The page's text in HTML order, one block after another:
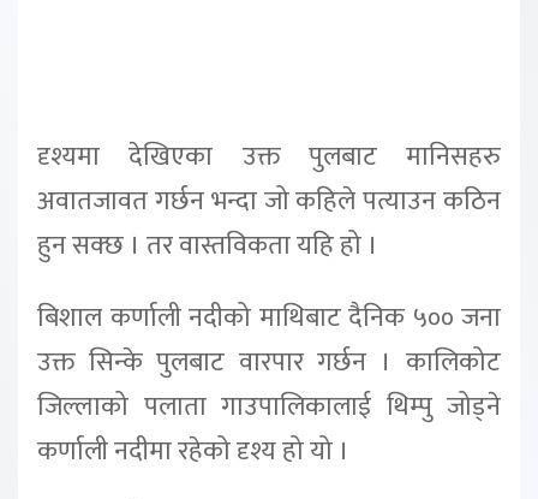
दृश्यमा देखिएका उक्त पुलबाट मानिसहरु
अवातजावत गर्छन भन्दा जो कहिले पत्याउन कठिन
हुन सक्छ । तर वास्तविकता यहि हो ।
बिशाल कर्णाली नदीको माथिबाट दैनिक ५०० जना
उक्त सिन्के पुलबाट वारपार गर्छन । कालिकोट
जिल्लाको पलाता गाउपालिकालाई थिम्पु जोड्ने
कर्णाली नदीमा रहेको दृश्य हो यो ।